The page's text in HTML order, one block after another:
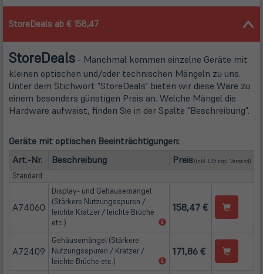
StoreDeals ab € 158,47
StoreDeals - Manchmal kommen einzelne Geräte mit
kleinen optischen und/oder technischen Mängeln zu uns.
Unter dem Stichwort "StoreDeals" bieten wir diese Ware zu
einem besonders günstigen Preis an. Welche Mängel die
Hardware aufweist, finden Sie in der Spalte "Beschreibung".
Geräte mit optischen Beeinträchtigungen:
Art.-Nr.
Beschreibung Preis(inkl. USt zzgl. Versand)
Standard
A74060
Display- und Gehäusemängel
(Stärkere Nutzungsspuren /
leichte Kratzer / leichte Brüche
etc.)
(öffnet
Tab)
158,47 €
A72409
Gehäusemängel (Stärkere
Nutzungsspuren / Kratzer /
leichte Brüche etc.)
(öffnet
171,86 €